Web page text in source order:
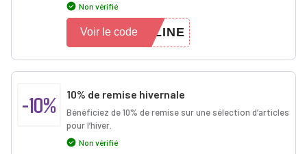
Non vérifié
LINE
Voir le code
-10% 10% de remise hivernale
Bénéficiez de 10% de remise sur une sélection d’articles
pour l’hiver.
Non vérifié